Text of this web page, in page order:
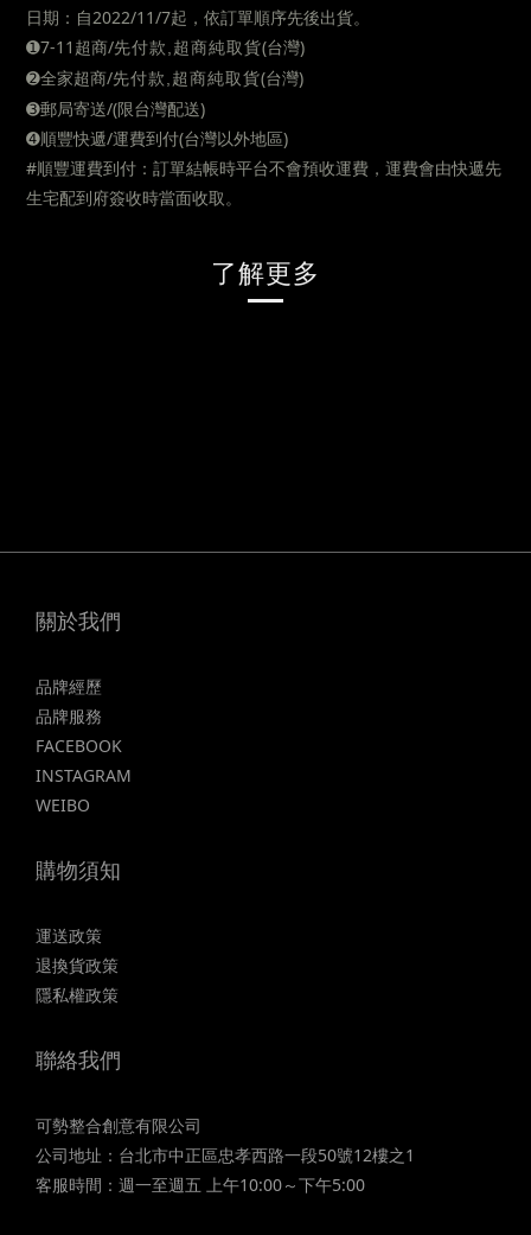
日期：自2022/11/7起，依訂單順序先後出貨。
➊7-11超商/先付款,超商純取貨(台灣)
➋全家超商/先付款,超商純取貨(台灣)
➌郵局寄送/(限台灣配送)
➍順豐快遞/運費到付(台灣以外地區)
#順豐運費到付：訂單結帳時平台不會預收運費，運費會由快遞先
生宅配到府簽收時當面收取。
了解更多
關於我們
品牌經歷
品牌服務
FACEBOOK
INSTAGRAM
WEIBO
購物須知
運送政策
退換貨政策
隱私權政策
聯絡我們
可勢整合創意有限公司
公司地址：台北市中正區忠孝西路一段50號12樓之1
客服時間：週一至週五 上午10:00～下午5:00